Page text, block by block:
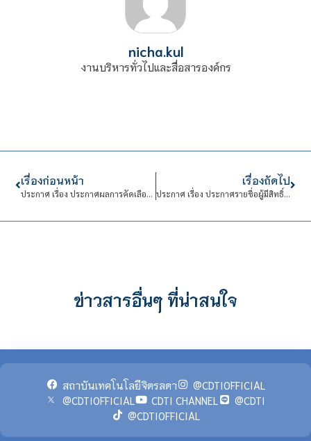
nicha.kul
งานบริหารทั่วไปและสื่อสารองค์กร
เรื่องก่อนหน้า
ประกาศ เรื่อง ประกาศผลการคัดเลือกบุคคลเข้าปฏิบัติงานในสถาบันเทคโนโลยีจิตรลดา 2 อัตรา
เรื่องถัดไป
ประกาศ เรื่อง ประกาศรายชื่อผู้มีสิทธิ์เข้ารับการคัดเลือกปฏิบัติงานในสถาบันเทคโนโลยีจิตรลดา
ข่าวสารอื่นๆ ที่น่าสนใจ
สถาบันเทคโนโลยีจิตรลดา
@CDTIOFFICIAL
@CDTIOFFICIAL
CDTI CHANNEL
@CDTI
@CDTIOFFICIAL